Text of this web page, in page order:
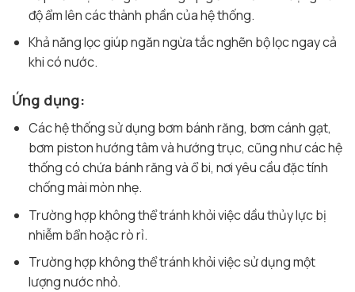
độ ẩm lên các thành phần của hệ thống.
Khả năng lọc giúp ngăn ngừa tắc nghẽn bộ lọc ngay cả
khi có nước.
Ứng dụng:
Các hệ thống sử dụng bơm bánh răng, bơm cánh gạt,
bơm piston hướng tâm và hướng trục, cũng như các hệ
thống có chứa bánh răng và ổ bi, nơi yêu cầu đặc tính
chống mài mòn nhẹ.
Trường hợp không thể tránh khỏi việc dầu thủy lực bị
nhiễm bẩn hoặc rò rỉ.
Trường hợp không thể tránh khỏi việc sử dụng một
lượng nước nhỏ.